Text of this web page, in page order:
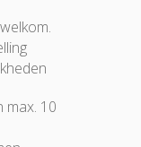
max. 10